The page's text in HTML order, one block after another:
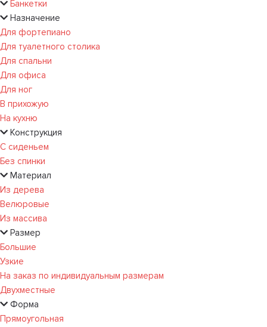
Банкетки
Назначение
Для фортепиано
Для туалетного столика
Для спальни
Для офиса
Для ног
В прихожую
На кухню
Конструкция
С сиденьем
Без спинки
Материал
Из дерева
Велюровые
Из массива
Размер
Большие
Узкие
На заказ по индивидуальным размерам
Двухместные
Форма
Прямоугольная